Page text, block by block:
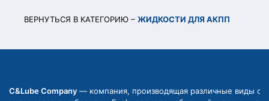
ВЕРНУТЬСЯ В КАТЕГОРИЮ – ЖИДКОСТИ ДЛЯ АКПП
C&Lube Company — компания, производящая различные виды